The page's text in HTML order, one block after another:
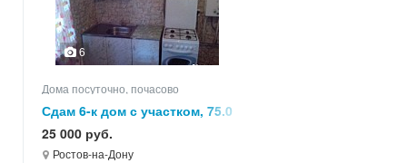
6
Дома посуточно, почасово
Сдам 6-к дом с участком, 75.0
кв.м, этажей 1
25 000 руб.
Ростов-на-Дону